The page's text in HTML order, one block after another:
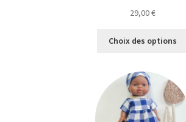
29,00€
Choix des options